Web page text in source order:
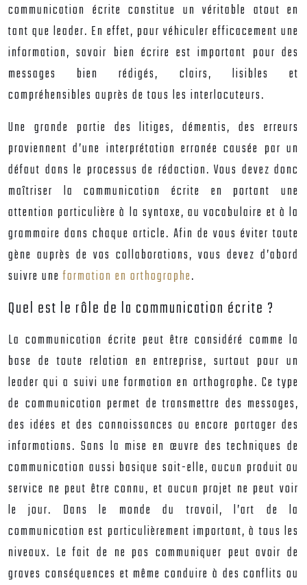
communication écrite constitue un véritable atout en
tant que leader. En effet, pour véhiculer efficacement une
information, savoir bien écrire est important pour des
messages bien rédigés, clairs, lisibles et
compréhensibles auprès de tous les interlocuteurs.
Une grande partie des litiges, démentis, des erreurs
proviennent d’une interprétation erronée causée par un
défaut dans le processus de rédaction. Vous devez donc
maîtriser la communication écrite en portant une
attention particulière à la syntaxe, au vocabulaire et à la
grammaire dans chaque article. Afin de vous éviter toute
gène auprès de vos collaborations, vous devez d’abord
suivre uneformation en orthographe.
Quel est le rôle de la communication écrite ?
La communication écrite peut être considéré comme la
base de toute relation en entreprise, surtout pour un
leader qui a suivi uneformation en orthographe. Ce type
de communication permet de transmettre des messages,
des idées et des connaissances ou encore partager des
informations. Sans la mise en œuvre des techniques de
communication aussi basique soit-elle, aucun produit ou
service ne peut être connu, et aucun projet ne peut voir
le jour. Dans le monde du travail, l’art de la
communication est particulièrement important, à tous les
niveaux. Le fait de ne pas communiquer peut avoir de
graves conséquences et même conduire à des conflits ou